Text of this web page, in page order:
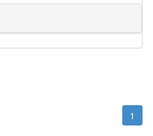
1